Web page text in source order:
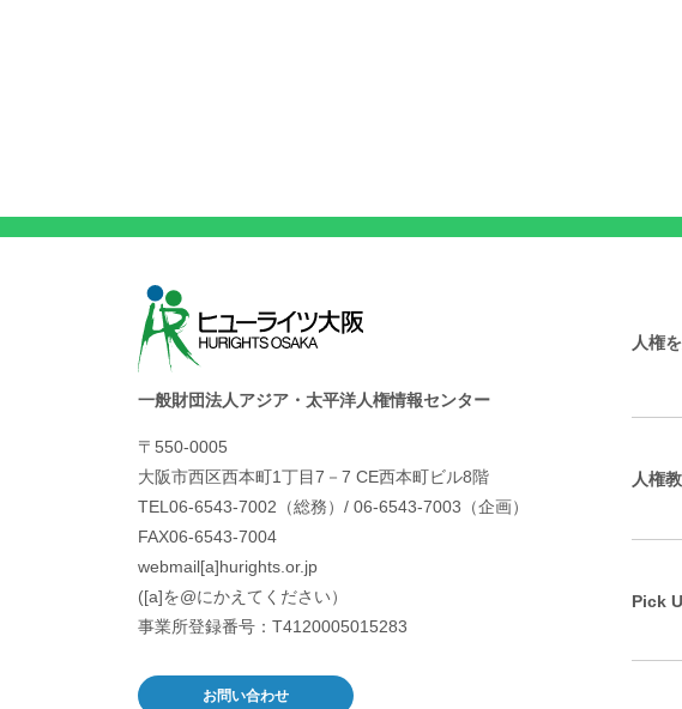
一般財団法人アジア・太平洋人権情報センター
〒550-0005
大阪市西区西本町1丁目7－7 CE西本町ビル8階
TEL06-6543-7002（総務）/ 06-6543-7003（企画）
FAX06-6543-7004
webmail[a]hurights.or.jp
([a]を@にかえてください）
事業所登録番号：T4120005015283
お問い合わせ
人権
人権
Pick